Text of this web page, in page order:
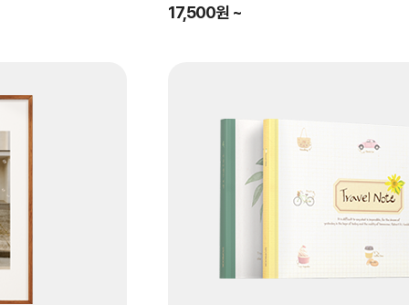
17,500원 ~